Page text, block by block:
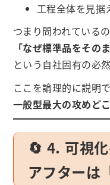
工程全体を見据
つまり問われているの
「なぜ標準品をその
という自社固有の必然
ここを論理的に説明
一般型最大の攻めど
🔄 4. 可視
アフターは